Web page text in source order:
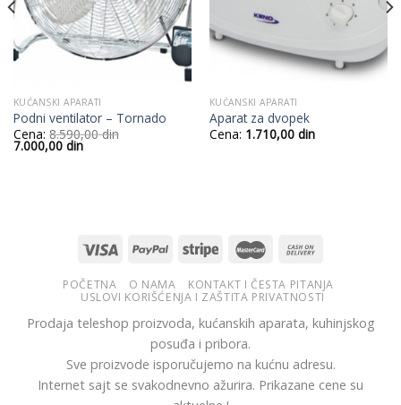
KUĆANSKI APARATI
Podni ventilator – Tornado
Cena: 8.590,00din
Originalna
7.000,00dinTrenutna
KUĆANSKI APARATI
Aparat za dvopek
Cena: 1.710,00din
POČETNA O NAMA
KONTAKT I ČESTA PITANJA
USLOVI KORIŠĆENJA I ZAŠTITA PRIVATNOSTI
Prodaja teleshop proizvoda, kućanskih aparata, kuhinjskog
posuđa i pribora.
Sve proizvode isporučujemo na kućnu adresu.
Internet sajt se svakodnevno ažurira. Prikazane cene su